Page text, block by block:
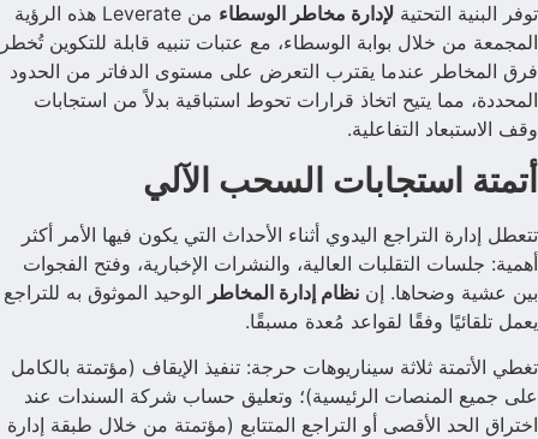
توفر البنية التحتية لإدارة مخاطر الوسطاء
من Leverate هذه الرؤية
المجمعة من خلال بوابة الوسطاء، مع عتبات تنبيه قابلة للتكوين تُخطر
فرق المخاطر عندما يقترب التعرض على مستوى الدفاتر من الحدود
المحددة، مما يتيح اتخاذ قرارات تحوط استباقية بدلاً من استجابات
وقف الاستبعاد التفاعلية.
أتمتة استجابات السحب الآلي
تتعطل إدارة التراجع اليدوي أثناء الأحداث التي يكون فيها الأمر أكثر
أهمية: جلسات التقلبات العالية، والنشرات الإخبارية، وفتح الفجوات
بين عشية وضحاها. إن نظام إدارة المخاطر الوحيد الموثوق به للتراجع
يعمل تلقائيًا وفقًا لقواعد مُعدة مسبقًا.
تغطي الأتمتة ثلاثة سيناريوهات حرجة: تنفيذ الإيقاف (مؤتمتة بالكامل
على جميع المنصات الرئيسية)؛ وتعليق حساب شركة السندات عند
اختراق الحد الأقصى أو التراجع المتتابع (مؤتمتة من خلال طبقة إدارة